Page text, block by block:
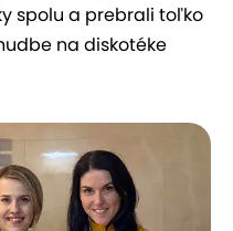
spolu a prebrali toľko
na diskotéke